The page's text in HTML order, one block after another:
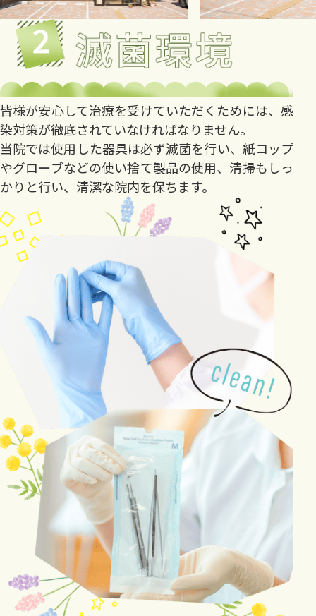
皆様が安心して治療を受けていただくためには、感
染対策が徹底されていなければなりません。
当院では使用した器具は必ず滅菌を行い、紙コップ
やグローブなどの使い捨て製品の使用、清掃もしっ
かりと行い、清潔な院内を保ちます。